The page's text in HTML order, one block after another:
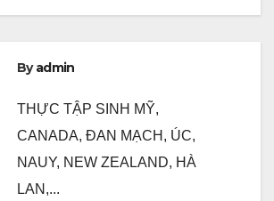
Byadmin
THỰC TẬP SINH MỸ,
CANADA, ĐAN MẠCH, ÚC,
NAUY, NEW ZEALAND, HÀ
LAN,...